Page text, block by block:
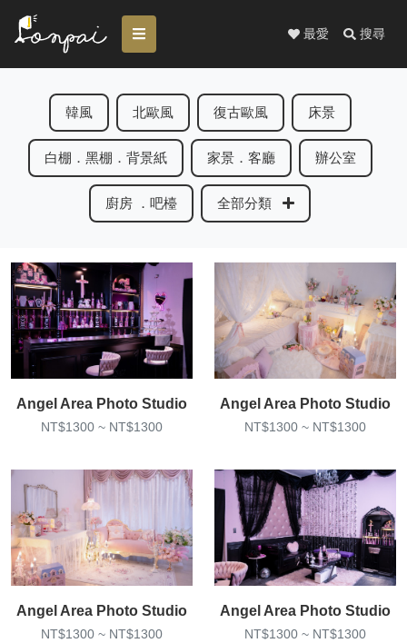
最愛 搜尋
韓風 北歐風 復古歐風 床景
白棚．黑棚．背景紙 家景．客廳 辦公室
廚房 ．吧檯 全部分類
Angel Area Photo Studio
NT$1300 ~ NT$1300
Angel Area Photo Studio
NT$1300 ~ NT$1300
Angel Area Photo Studio
NT$1300 ~ NT$1300
Angel Area Photo Studio
NT$1300 ~ NT$1300